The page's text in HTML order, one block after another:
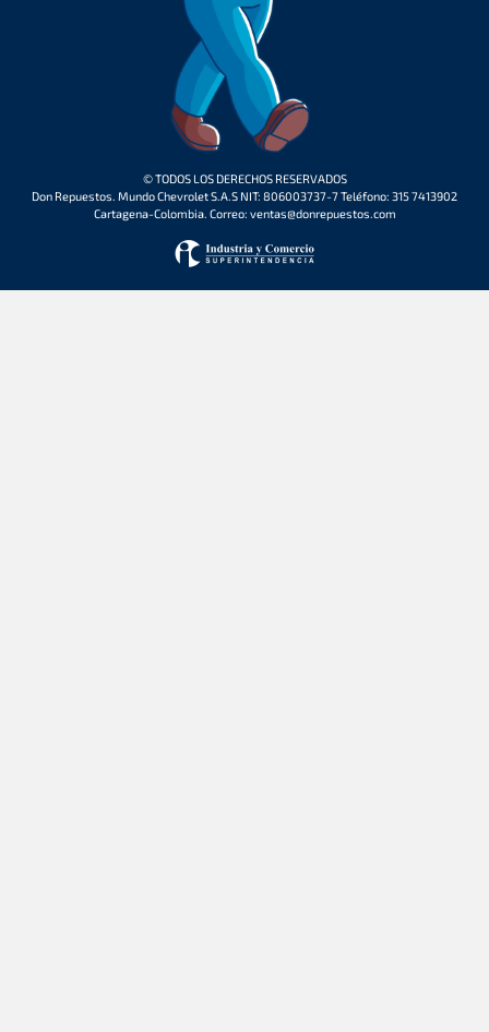
© TODOS LOS DERECHOS RESERVADOS
Don Repuestos. Mundo Chevrolet S.A.S NIT: 806003737-7 Teléfono: 315 7413902
Cartagena-Colombia. Correo: ventas@donrepuestos.com